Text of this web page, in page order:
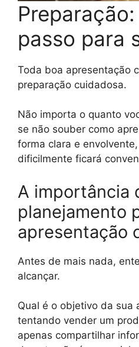
passo para
Toda boa apresentação
preparação cuidadosa.
Não importa o quanto
se não souber como
forma clara e
dificilmente ficará
A importância
planejamento
apresentação
Antes de mais nada,
alcançar.
Qual é o objetivo da sua
tentando vender um
apenas compartilhar